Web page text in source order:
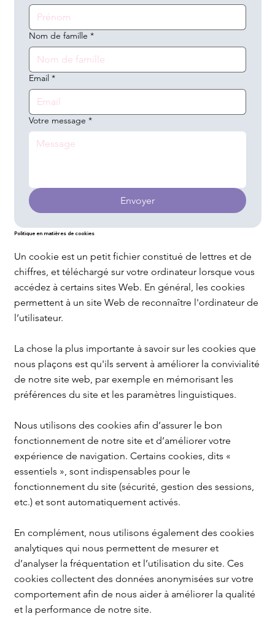
Nom de famille *
Email *
Votre message *
Envoyer
Politique en matières de cookies
Un cookie est un petit fichier constitué de lettres et de
chiffres, et téléchargé sur votre ordinateur lorsque vous
accédez à certains sites Web. En général, les cookies
permettent à un site Web de reconnaître l'ordinateur de
l’utilisateur.
La chose la plus importante à savoir sur les cookies que
nous plaçons est qu'ils servent à améliorer la convivialité
de notre site web, par exemple en mémorisant les
préférences du site et les paramètres linguistiques.
Nous utilisons des cookies afin d’assurer le bon
fonctionnement de notre site et d’améliorer votre
expérience de navigation. Certains cookies, dits «
essentiels », sont indispensables pour le
fonctionnement du site (sécurité, gestion des sessions,
etc.) et sont automatiquement activés.
En complément, nous utilisons également des cookies
analytiques qui nous permettent de mesurer et
d’analyser la fréquentation et l’utilisation du site. Ces
cookies collectent des données anonymisées sur votre
comportement afin de nous aider à améliorer la qualité
et la performance de notre site.